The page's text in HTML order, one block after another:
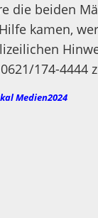
die beiden
kamen,
174-4444
Medien2024